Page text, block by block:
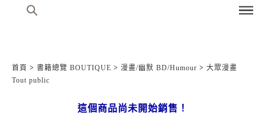
首頁 > 書籍總覽 BOUTIQUE > 漫畫/幽默 BD/Humour > 大眾漫畫
Tout public
這個商品尚未開始銷售！